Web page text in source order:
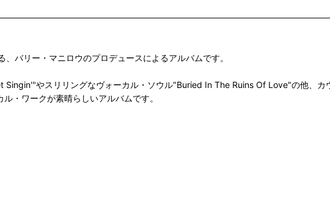
バリー・マニロウのプロデュースによるアルバムです。
やスリリングなヴォーカル・ソウル"Buried In The Ruins Of Love"の他、カ
・ワークが素晴らしいアルバムです。